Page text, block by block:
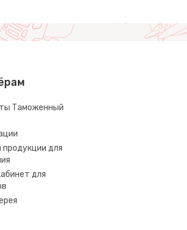
Таможенный
продукции для
для